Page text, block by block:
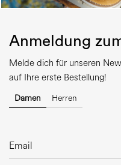
Anmeldung
Melde dich für unseren
auf Ihre erste Bestellung!
Damen Herren